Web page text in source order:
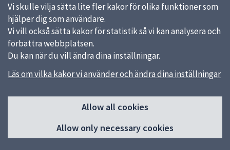
Vi skulle vilja sätta lite fler kakor för olika funktioner som
hjälper dig som användare.
Vi vill också sätta kakor för statistik så vi kan analysera och
förbättra webbplatsen.
Du kan när du vill ändra dina inställningar.
Läs om vilka kakor vi använder och ändra dina inställningar
Allow all cookies
Allow only necessary cookies
Sidfot